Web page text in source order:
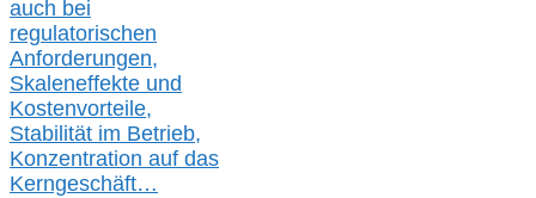
auch bei
regulatorischen
Anforderungen,
Skaleneffekte und
Kostenvorteile,
Stabilität im Betrieb,
Konzentration auf das
Kerngeschäft…